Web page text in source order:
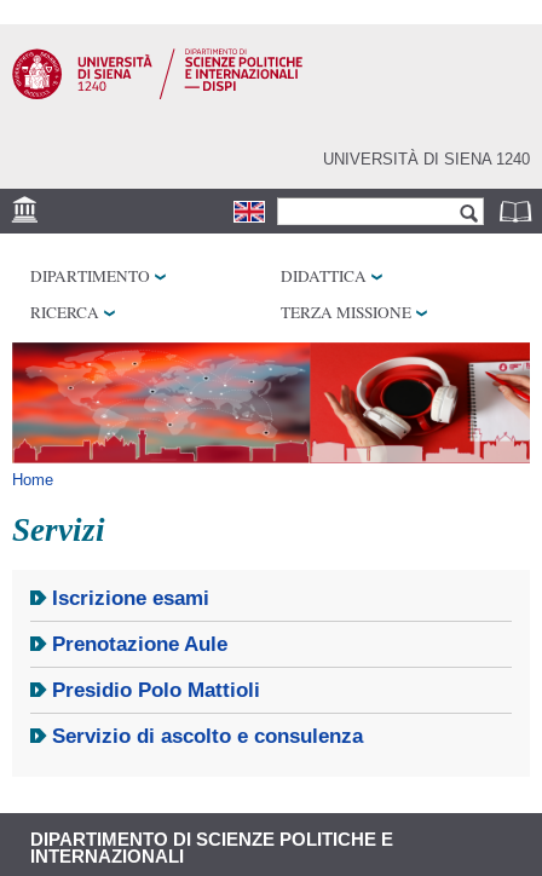
contenuto
principale
UNIVERSITÀ DI SIENA 1240
Form di ricerca
LABORATORI
BIBLIOTECHE
SERVIZI
DIPARTIMENTO
DIDATTICA
RICERCA
TERZA MISSIONE
Tu sei qui
Home
Servizi
Iscrizione esami
Prenotazione Aule
Presidio Polo Mattioli
Servizio di ascolto e consulenza
DIPARTIMENTO DI SCIENZE POLITICHE E
INTERNAZIONALI